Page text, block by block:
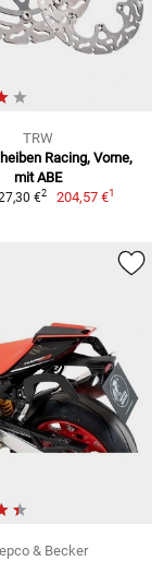
TRW
Racing, Vorne,
mit ABE
€2 204,57 €1
& Becker